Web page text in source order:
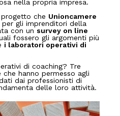
nella propria impresa.
progetto che Unioncamere
gli imprenditori della
con un survey on line
fossero gli argomenti più
i laboratori operativi di
di coaching? Tre
hanno permesso agli
dai professionisti di
delle loro attività.